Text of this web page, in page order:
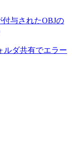
付与されたOBJの
ルダ共有でエラー